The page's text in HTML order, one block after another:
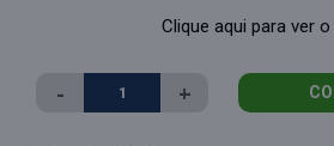
Clique aqui para ver
- +